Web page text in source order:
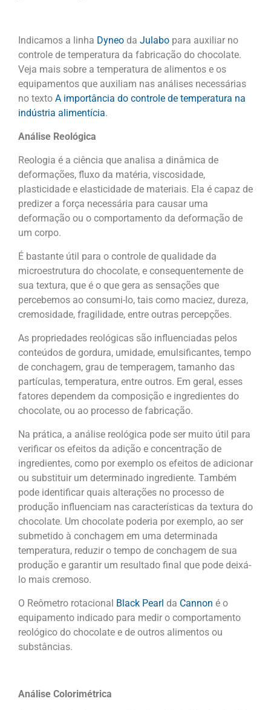
Indicamos a linha Dyneo da Julabo para auxiliar no
controle de temperatura da fabricação do chocolate.
Veja mais sobre a temperatura de alimentos e os
equipamentos que auxiliam nas análises necessárias
no texto A importância do controle de temperatura na
indústria alimentícia.
Análise Reológica
Reologia é a ciência que analisa a dinâmica de
deformações, fluxo da matéria, viscosidade,
plasticidade e elasticidade de materiais. Ela é capaz de
predizer a força necessária para causar uma
deformação ou o comportamento da deformação de
um corpo.
É bastante útil para o controle de qualidade da
microestrutura do chocolate, e consequentemente de
sua textura, que é o que gera as sensações que
percebemos ao consumi-lo, tais como maciez, dureza,
cremosidade, fragilidade, entre outras percepções.
As propriedades reológicas são influenciadas pelos
conteúdos de gordura, umidade, emulsificantes, tempo
de conchagem, grau de temperagem, tamanho das
partículas, temperatura, entre outros. Em geral, esses
fatores dependem da composição e ingredientes do
chocolate, ou ao processo de fabricação.
Na prática, a análise reológica pode ser muito útil para
verificar os efeitos da adição e concentração de
ingredientes, como por exemplo os efeitos de adicionar
ou substituir um determinado ingrediente. Também
pode identificar quais alterações no processo de
produção influenciam nas características da textura do
chocolate. Um chocolate poderia por exemplo, ao ser
submetido à conchagem em uma determinada
temperatura, reduzir o tempo de conchagem de sua
produção e garantir um resultado final que pode deixá-
lo mais cremoso.
O Reômetro rotacional Black Pearl da Cannon é o
equipamento indicado para medir o comportamento
reológico do chocolate e de outros alimentos ou
substâncias.
Análise Colorimétrica